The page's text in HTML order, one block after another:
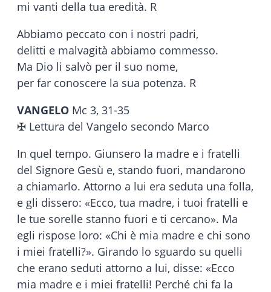
mi vanti della tua eredità. R
Abbiamo peccato con i nostri padri,
delitti e malvagità abbiamo commesso.
Ma Dio li salvò per il suo nome,
per far conoscere la sua potenza. R
VANGELO Mc 3, 31-35
✠ Lettura del Vangelo secondo Marco
In quel tempo. Giunsero la madre e i fratelli
del Signore Gesù e, stando fuori, mandarono
a chiamarlo. Attorno a lui era seduta una folla,
e gli dissero: «Ecco, tua madre, i tuoi fratelli e
le tue sorelle stanno fuori e ti cercano». Ma
egli rispose loro: «Chi è mia madre e chi sono
i miei fratelli?». Girando lo sguardo su quelli
che erano seduti attorno a lui, disse: «Ecco
mia madre e i miei fratelli! Perché chi fa la